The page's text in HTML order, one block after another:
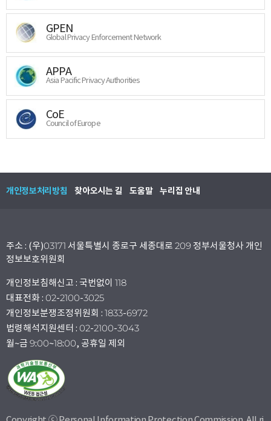
GPEN
Global Privacy Enforcement Network
APPA
Asia Pacific Privacy Authorities
CoE
Council of Europe
개인정보처리방침 찾아오시는 길 도움말 누리집 안내
주소 : (우)03171 서울특별시 종로구 세종대로 209 정부서울청사 개인
정보보호위원회
개인정보침해신고 : 국번없이 118
대표전화 : 02-2100-3025
개인정보분쟁조정위원회 : 1833-6972
법령해석지원센터 : 02-2100-3043
월~금 9:00~18:00, 공휴일 제외